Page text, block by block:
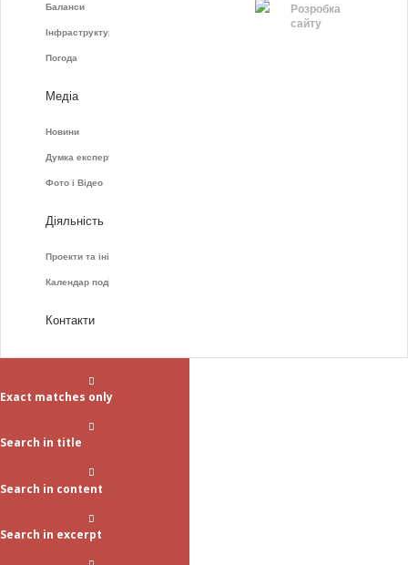
Баланси
Інфраструктура
Погода
Медіа
Новини
Думка експертів
Фото і Відео
Діяльність
Проекти та ініціативи
Календар подій
Контакти
Розробка
сайту
Exact matches only
Search in title
Search in content
Search in excerpt